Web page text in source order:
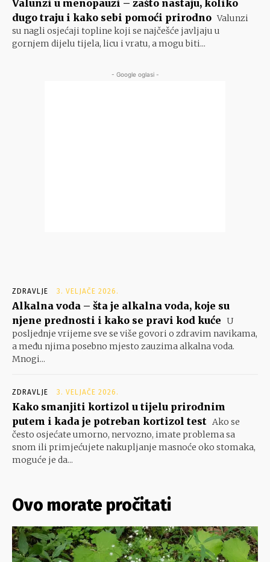
Valunzi u menopauzi – zašto nastaju, koliko
dugo traju i kako sebi pomoći prirodno Valunzi
su nagli osjećaji topline koji se najčešće javljaju u
gornjem dijelu tijela, licu i vratu, a mogu biti...
- Google oglasi -
ZDRAVLJE 3. VELJAČE 2026.
Alkalna voda – šta je alkalna voda, koje su
njene prednosti i kako se pravi kod kuće U
posljednje vrijeme sve se više govori o zdravim navikama,
a među njima posebno mjesto zauzima alkalna voda.
Mnogi...
ZDRAVLJE 3. VELJAČE 2026.
Kako smanjiti kortizol u tijelu prirodnim
putem i kada je potreban kortizol test Ako se
često osjećate umorno, nervozno, imate problema sa
snom ili primjećujete nakupljanje masnoće oko stomaka,
moguće je da...
Ovo morate pročitati